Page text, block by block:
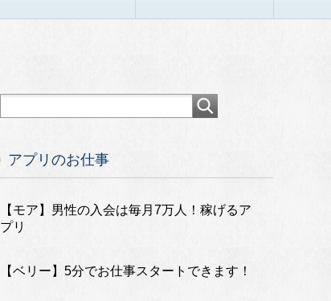
アプリのお仕事
【モア】男性の入会は毎月7万人！稼げるア
プリ
【ベリー】5分でお仕事スタートできます！